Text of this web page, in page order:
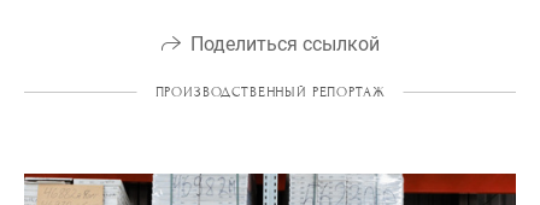
Поделиться ссылкой
ПРОИЗВОДСТВЕННЫЙ РЕПОРТАЖ